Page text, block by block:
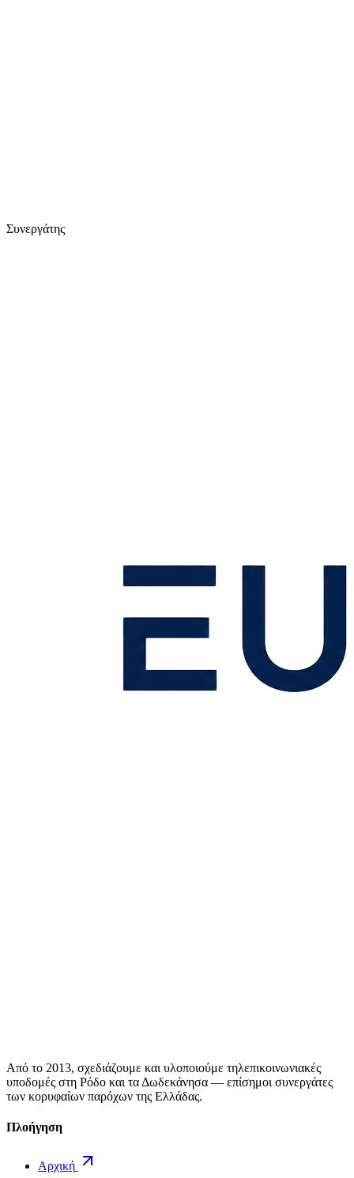
Συνεργάτης
Από το 2013, σχεδιάζουμε και υλοποιούμε τηλεπικοινωνιακές
υποδομές στη Ρόδο και τα Δωδεκάνησα — επίσημοι συνεργάτες
των κορυφαίων παρόχων της Ελλάδας.
Πλοήγηση
Αρχική